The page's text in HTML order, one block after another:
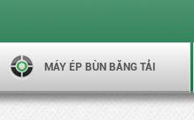
MÁY ÉP BÙN BĂNG TẢI